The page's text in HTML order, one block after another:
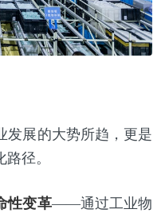
发展的大势所趋，更是
径。
性变革——通过工业物